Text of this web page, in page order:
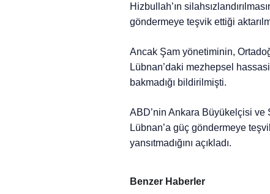
Hizbullah’ın
göndermeye teşvik ettiği
Ancak Şam yönetiminin,
Lübnan’daki mezhepsel
bakmadığı bildirilmişti.
ABD’nin Ankara Büyükelçisi ve
Lübnan’a güç göndermeye
yansıtmadığını açıkladı.
Benzer Haberler